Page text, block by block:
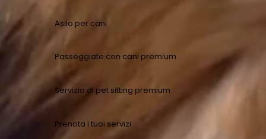
Asilo per cani
Passeggiate con cani premium
Servizio di pet sitting premium
Prenota i tuoi servizi